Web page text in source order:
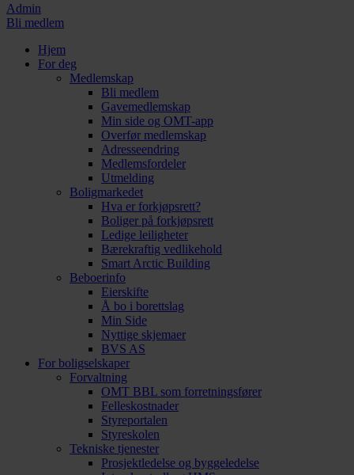
Admin
Bli medlem
Hjem
For deg
Medlemskap
Bli medlem
Gavemedlemskap
Min side og OMT-app
Overfør medlemskap
Adresseendring
Medlemsfordeler
Utmelding
Boligmarkedet
Hva er forkjøpsrett?
Boliger på forkjøpsrett
Ledige leiligheter
Bærekraftig vedlikehold
Smart Arctic Building
Beboerinfo
Eierskifte
Å bo i borettslag
Min Side
Nyttige skjemaer
BVS AS
For boligselskaper
Forvaltning
OMT BBL som forretningsfører
Felleskostnader
Styreportalen
Styreskolen
Tekniske tjenester
Prosjektledelse og byggeledelse